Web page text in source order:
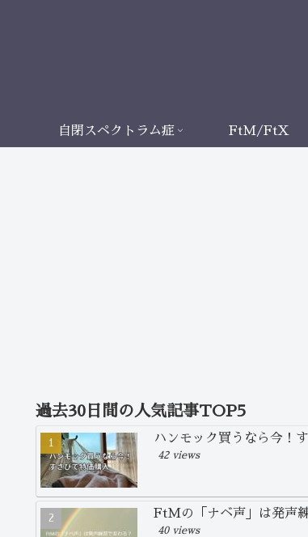
自閉スペクトラム症 FtM/FtX
過去30日間の人気記事TOP5
ハンモック買うなら今！
42 views
FtMの「ナベ声」は発声
40 views